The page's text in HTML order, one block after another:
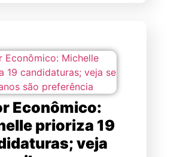
Econômico:
prioriza 19
veja